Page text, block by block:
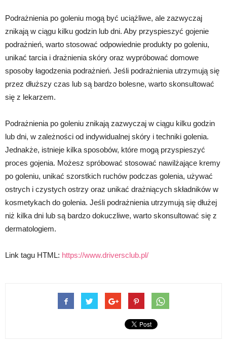
Podrażnienia po goleniu mogą być uciążliwe, ale zazwyczaj
znikają w ciągu kilku godzin lub dni. Aby przyspieszyć gojenie
podrażnień, warto stosować odpowiednie produkty po goleniu,
unikać tarcia i drażnienia skóry oraz wypróbować domowe
sposoby łagodzenia podrażnień. Jeśli podrażnienia utrzymują się
przez dłuższy czas lub są bardzo bolesne, warto skonsultować
się z lekarzem.
Podrażnienia po goleniu znikają zazwyczaj w ciągu kilku godzin
lub dni, w zależności od indywidualnej skóry i techniki golenia.
Jednakże, istnieje kilka sposobów, które mogą przyspieszyć
proces gojenia. Możesz spróbować stosować nawilżające kremy
po goleniu, unikać szorstkich ruchów podczas golenia, używać
ostrych i czystych ostrzy oraz unikać drażniących składników w
kosmetykach do golenia. Jeśli podrażnienia utrzymują się dłużej
niż kilka dni lub są bardzo dokuczliwe, warto skonsultować się z
dermatologiem.
Link tagu HTML: https://www.driversclub.pl/